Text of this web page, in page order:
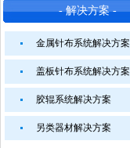
- 解决方案 -
金属针布系统解决方案
盖板针布系统解决方案
胶辊系统解决方案
另类器材解决方案